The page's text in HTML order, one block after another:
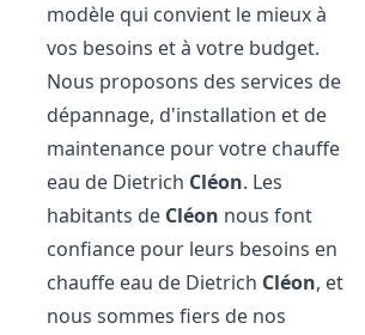
modèle qui convient le mieux à
vos besoins et à votre budget.
Nous proposons des services de
dépannage, d'installation et de
maintenance pour votre chauffe
eau de Dietrich Cléon. Les
habitants de Cléon nous font
confiance pour leurs besoins en
chauffe eau de Dietrich Cléon, et
nous sommes fiers de nos